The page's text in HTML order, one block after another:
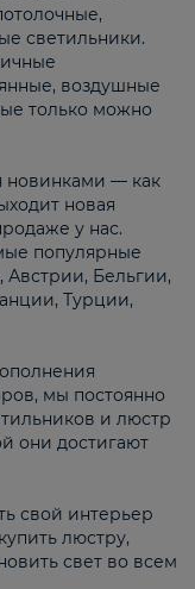
светильники.
воздушные
только можно
новинками — как
новая
у нас.
популярные
Бельгии,
Турции,
мы постоянно
и люстр
они достигают
свой интерьер
люстру,
свет во всем